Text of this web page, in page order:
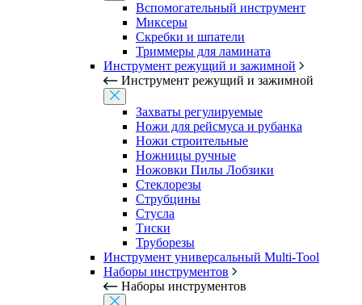
Вспомогательный инструмент
Миксеры
Скребки и шпатели
Триммеры для ламината
Инструмент режущий и зажимной
Инструмент режущий и зажимной
Захваты регулируемые
Ножи для рейсмуса и рубанка
Ножи строительные
Ножницы ручные
Ножовки Пилы Лобзики
Стеклорезы
Струбцины
Стусла
Тиски
Труборезы
Инструмент универсальный Multi-Tool
Наборы инструментов
Наборы инструментов